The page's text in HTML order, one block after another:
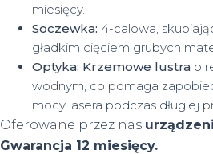
miesięcy.
Soczewka: 4-calowa,
gładkim cięciem grubych
Optyka: Krzemowe lustra o
wodnym, co pomaga
mocy lasera podczas długiej
Oferowane przez nas
Gwarancja 12 miesięcy.